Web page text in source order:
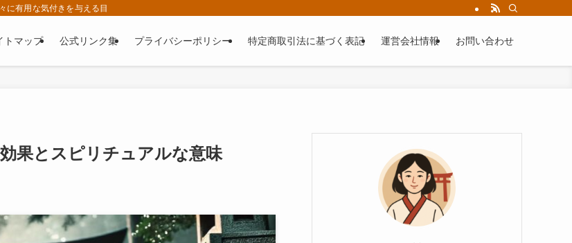
有用な気付きを与える目的で運営されているWEBサイトです。
トマップ 公式リンク集 プライバシーポリシー 特定商取引法に基づく表記 運営会社情報 お問い合わせ
果とスピリチュアルな意味